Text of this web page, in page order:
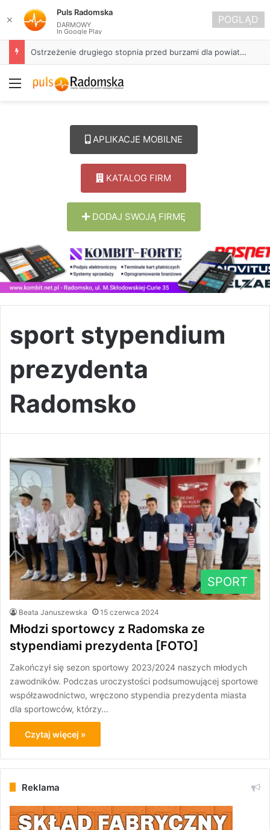
Ostrzeżenie drugiego stopnia przed burzami dla powiatu radomszczańskiego
Menu
APLIKACJE MOBILNE
KATALOG FIRM
DODAJ SWOJĄ FIRMĘ
sport stypendium
prezydenta
Radomsko
SPORT
Beata Januszewska 15 czerwca 2024
Młodzi sportowcy z Radomska ze
stypendiami prezydenta [FOTO]
Zakończył się sezon sportowy 2023/2024 naszych młodych
zawodników. Podczas uroczystości podsumowującej sportowe
współzawodnictwo, wręczono stypendia prezydenta miasta
dla sportowców, którzy…
Czytaj więcej »
Reklama
✕
Puls Radomska
DARMOWY
In Google Play
POGLĄD